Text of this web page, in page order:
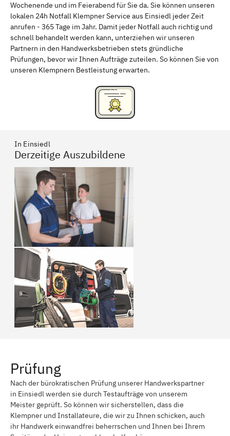
Schweinfurt Passau
Freising Rudelsdorf, Mittelfranken
Wochenende und im Feierabend für Sie da. Sie können unseren
lokalen 24h Notfall Klempner Service aus Einsiedl jeder Zeit
anrufen - 365 Tage im Jahr. Damit jeder Notfall auch richtig und
schnell behandelt werden kann, unterziehen wir unseren
Partnern in den Handwerksbetrieben stets gründliche
Prüfungen, bevor wir Ihnen Aufträge zuteilen. So können Sie von
unseren Klempnern Bestleistung erwarten.
In Einsiedl
Derzeitige Auszubildene
Prüfung
Nach der bürokratischen Prüfung unserer Handwerkspartner
in Einsiedl werden sie durch Testaufträge von unserem
Meister geprüft. So können wir sicherstellen, dass die
Klempner und Installateure, die wir zu Ihnen schicken, auch
ihr Handwerk einwandfrei beherrschen und Ihnen bei Ihrem